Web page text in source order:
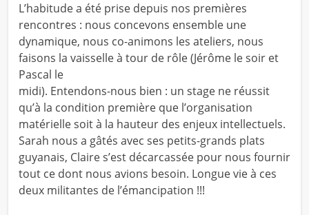
L’habitude a été prise depuis nos premières
rencontres : nous concevons ensemble une
dynamique, nous co-animons les ateliers, nous
faisons la vaisselle à tour de rôle (Jérôme le soir et
Pascal le
midi). Entendons-nous bien : un stage ne réussit
qu’à la condition première que l’organisation
matérielle soit à la hauteur des enjeux intellectuels.
Sarah nous a gâtés avec ses petits-grands plats
guyanais, Claire s’est décarcassée pour nous fournir
tout ce dont nous avions besoin. Longue vie à ces
deux militantes de l’émancipation !!!